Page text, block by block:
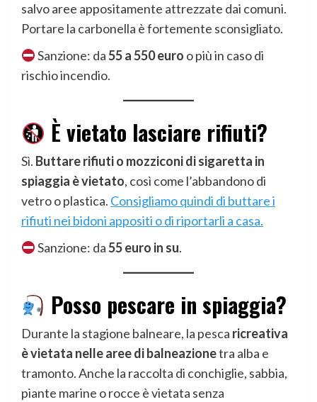
salvo aree appositamente attrezzate dai comuni.
Portare la carbonella è fortemente sconsigliato.
Sanzione: da55 a 550 euro o più in caso di
rischio incendio.
È vietato lasciare rifiuti?
Sì. Buttare rifiuti o mozziconi di sigaretta in
spiaggia è vietato, così come l’abbandono di
vetro o plastica. Consigliamo quindi di buttare i
rifiuti nei bidoni appositi o di riportarli a casa.
Sanzione: da55 euro in su.
Posso pescare in spiaggia?
Durante la stagione balneare, la pesca ricreativa
è vietata nelle aree di balneazionetra alba e
tramonto. Anche la raccolta di conchiglie, sabbia,
piante marine o rocce è vietata senza